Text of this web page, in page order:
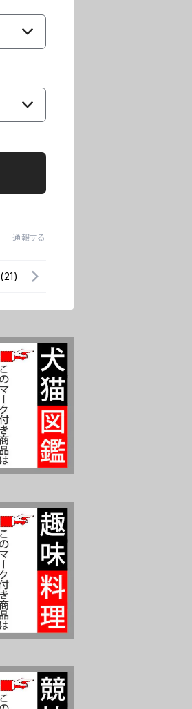
通報する
(21)